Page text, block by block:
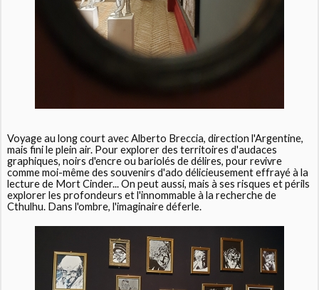
Voyage au long court avec Alberto Breccia, direction l'Argentine,
mais fini le plein air. Pour explorer des territoires d'audaces
graphiques, noirs d'encre ou bariolés de délires, pour revivre
comme moi-même des souvenirs d'ado délicieusement effrayé à la
lecture de Mort Cinder... On peut aussi, mais à ses risques et périls
explorer les profondeurs et l'innommable à la recherche de
Cthulhu. Dans l'ombre, l'imaginaire déferle.